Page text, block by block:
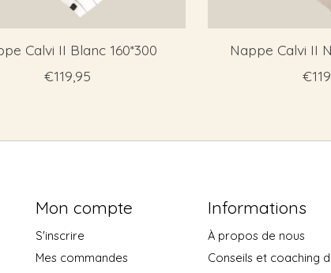
Calvi II Blanc 160*300
€119,95
Nappe Calvi II
Mon compte
S'inscrire
Mes commandes
Informations
À propos de nous
Conseils et coaching